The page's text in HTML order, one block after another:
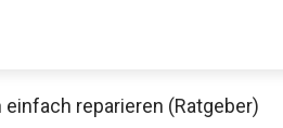
reparieren (Ratgeber)